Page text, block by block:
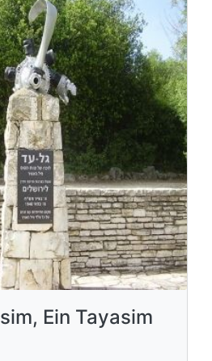
Ein Tayasim